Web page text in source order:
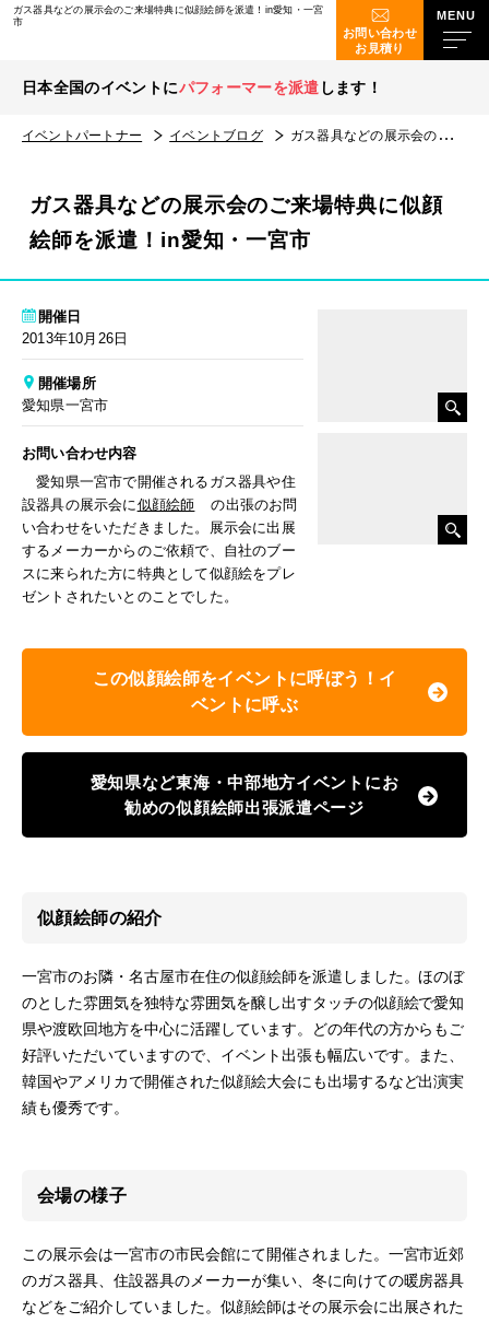
ガス器具などの展示会のご来場特典に似顔絵師を派遣！in愛知・一宮
市
お問い合わせ
お見積り
日本全国のイベントにパフォーマーを派遣 します！
イベントパートナー イベントブログ ガス器具などの展示会のご来場特典に似顔絵師を派遣！in愛知・一宮市
ガス器具などの展示会のご来場特典に似顔
絵師を派遣！in愛知・一宮市
開催日
2013年10月26日
開催場所
愛知県一宮市
お問い合わせ内容
愛知県一宮市で開催されるガス器具や住
設器具の展示会に似顔絵師
の出張のお問
い合わせをいただきました。展示会に出展
するメーカーからのご依頼で、自社のブー
スに来られた方に特典として似顔絵をプレ
ゼントされたいとのことでした。
この似顔絵師をイベントに呼ぼう！イ
ベントに呼ぶ
愛知県など東海・中部地方イベントにお
勧めの似顔絵師出張派遣ページ
似顔絵師の紹介
一宮市のお隣・名古屋市在住の似顔絵師を派遣しました。ほのぼ
のとした雰囲気を独特な雰囲気を醸し出すタッチの似顔絵で愛知
県や渡欧回地方を中心に活躍しています。どの年代の方からもご
好評いただいていますので、イベント出張も幅広いです。また、
韓国やアメリカで開催された似顔絵大会にも出場するなど出演実
績も優秀です。
会場の様子
この展示会は一宮市の市民会館にて開催されました。一宮市近郊
のガス器具、住設器具のメーカーが集い、冬に向けての暖房器具
などをご紹介していました。似顔絵師はその展示会に出展された